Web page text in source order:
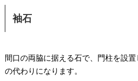
袖石
間口の両脇に据える石で、門柱を設
の代わりになります。